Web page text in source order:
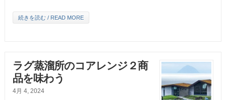
続きを読む / READ MORE
ラグ蒸溜所のコアレンジ２商
品を味わう
4月 4, 2024